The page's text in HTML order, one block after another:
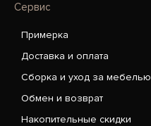
Сервис
Примерка
Доставка и оплата
Сборка и уход за мебелью
Обмен и возврат
Накопительные скидки